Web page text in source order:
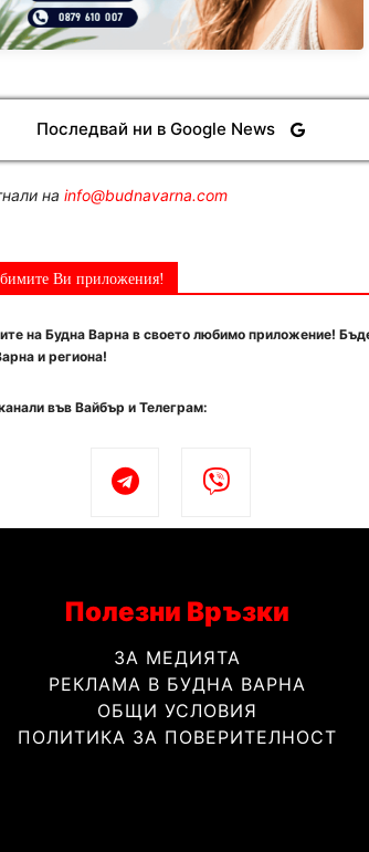
Последвай ни в Google News
на info@budnavarna.com
Ви приложения!
на Будна Варна в своето любимо приложение!
и региона!
във Вайбър и Телеграм:
Полезни Връзки
ЗА МЕДИЯТА
РЕКЛАМА В БУДНА ВАРНА
ОБЩИ УСЛОВИЯ
ПОЛИТИКА ЗА ПОВЕРИТЕЛНОСТ